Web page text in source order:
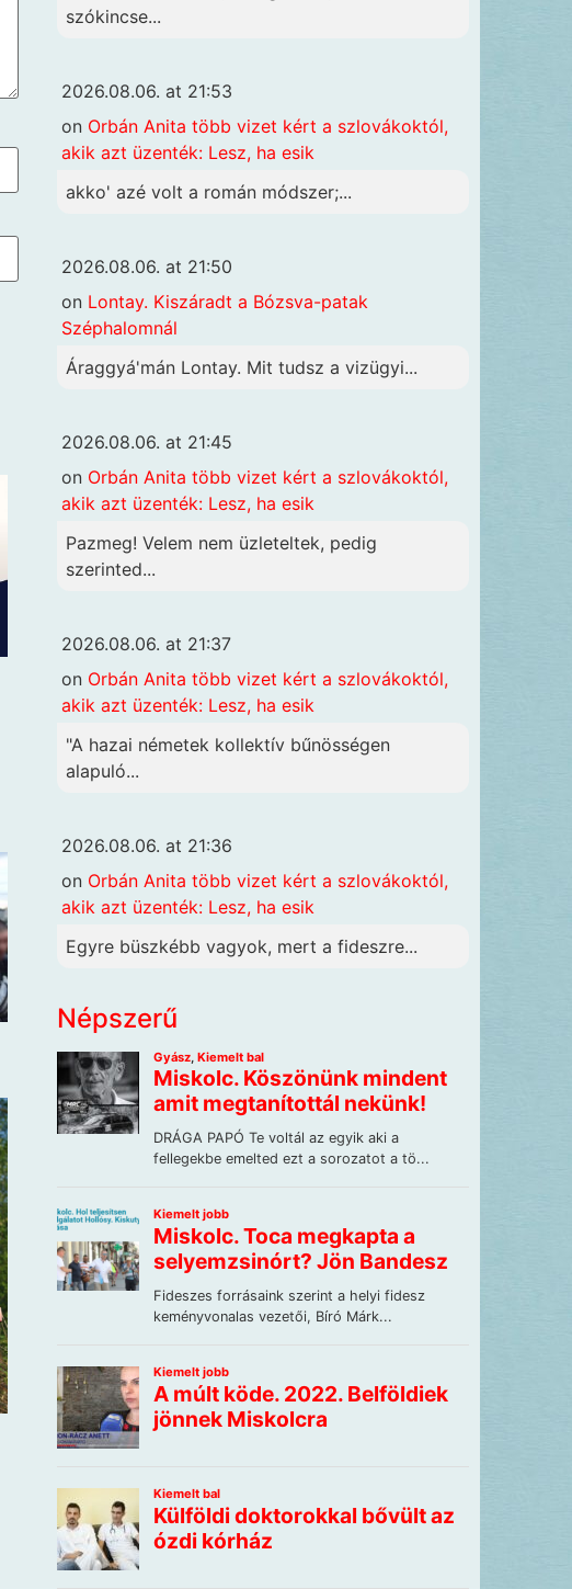
szókincse...
2026.08.06. at 21:53
on Orbán Anita több vizet kért a szlovákoktól,
akik azt üzenték: Lesz, ha esik
akko' azé volt a román módszer;...
2026.08.06. at 21:50
on Lontay. Kiszáradt a Bózsva-patak
Széphalomnál
Áraggyá'mán Lontay. Mit tudsz a vizügyi...
2026.08.06. at 21:45
on Orbán Anita több vizet kért a szlovákoktól,
akik azt üzenték: Lesz, ha esik
Pazmeg! Velem nem üzleteltek, pedig
szerinted...
2026.08.06. at 21:37
on Orbán Anita több vizet kért a szlovákoktól,
akik azt üzenték: Lesz, ha esik
"A hazai németek kollektív bűnösségen
alapuló...
2026.08.06. at 21:36
on Orbán Anita több vizet kért a szlovákoktól,
akik azt üzenték: Lesz, ha esik
Egyre büszkébb vagyok, mert a fideszre...
Népszerű